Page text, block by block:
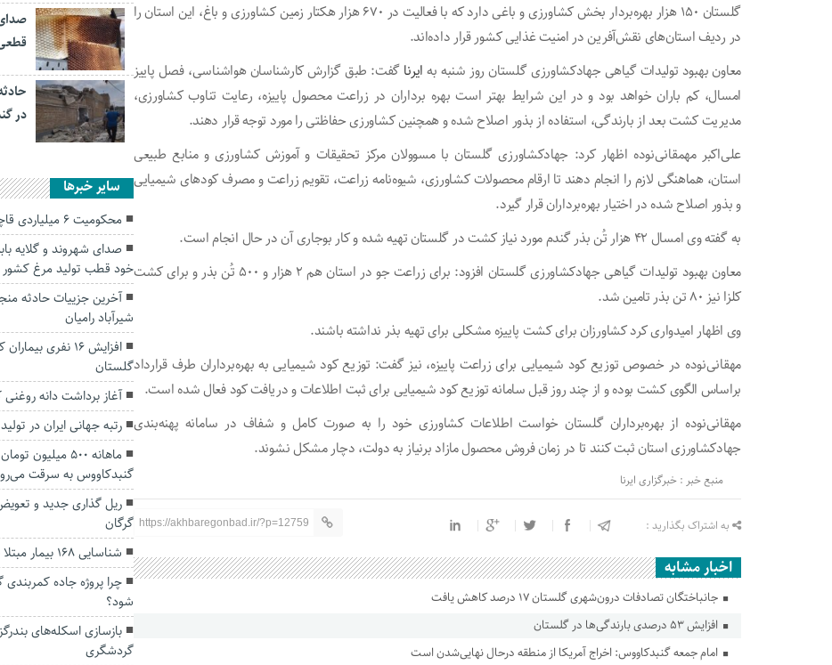
گلستان ۱۵۰ هزار بهره‌بردار بخش کشاورزی و باغی دارد که با فعالیت در ۶۷۰ هزار هکتار زمین کشاورزی و باغ، این استان را
در ردیف استان‌های نقش‌آفرین در امنیت غذایی کشور قرار داده‌اند.
معاون بهبود تولیدات گیاهی جهادکشاورزی گلستان روز شنبه بهایرنا گفت: طبق گزارش کارشناسان هواشناسی، فصل پاییز
امسال، کم باران خواهد بود و در این شرایط بهتر است بهره برداران در زراعت محصول پاییزه، رعایت تناوب کشاورزی،
مدیریت کشت بعد از بارندگی، استفاده از بذور اصلاح شده و همچنین کشاورزی حفاظتی را مورد توجه قرار دهند.
علی‌اکبر مهمقانی‌نوده اظهار کرد: جهادکشاورزی گلستان با مسوولان مرکز تحقیقات و آموزش کشاورزی و منابع طبیعی
استان، هماهنگی لازم را انجام دهند تا ارقام محصولات کشاورزی، شیوه‌نامه زراعت، تقویم زراعت و مصرف کودهای شیمیایی
و بذور اصلاح شده در اختیار بهره‌برداران قرار گیرد.
به گفته وی امسال ۴۲ هزار تُن بذر گندم مورد نیاز کشت در گلستان تهیه شده و کار بوجاری آن در حال انجام است.
معاون بهبود تولیدات گیاهی جهادکشاورزی گلستان افزود: برای زراعت جو در استان هم ۲ هزار و ۵۰۰ تُن بذر و برای کشت
کلزا نیز ۸۰ تن بذر تامین شد.
وی اظهار امیدواری کرد کشاورزان برای کشت پاییزه مشکلی برای تهیه بذر نداشته باشند.
مهقانی‌نوده در خصوص توزیع کود شیمیایی برای زراعت پاییزه، نیز گفت: توزیع کود شیمیایی به بهره‌برداران طرف قرارداد
براساس الگوی کشت بوده و از چند روز قبل سامانه توزیع کود شیمیایی برای ثبت اطلاعات و دریافت کود فعال شده است.
مهقانی‌نوده از بهره‌برداران گلستان خواست اطلاعات کشاورزی خود را به صورت کامل و شفاف در سامانه پهنه‌بندی
جهادکشاورزی استان ثبت کنند تا در زمان فروش محصول مازاد برنیاز به دولت، دچار مشکل نشوند.
منبع خبر : خبرگزاری ایرنا
به اشتراک بگذارید : https://akhbaregonbad.ir/?p=12759
اخبار مشابه
جانباختگان تصادفات درون‌شهری گلستان ۱۷ درصد کاهش یافت
افزایش ۵۳ درصدی بارندگی‌ها در گلستان
امام جمعه گنبدکاووس: اخراج آمریکا از منطقه درحال نهایی‌شدن است
صدای
در
سایر خبرها
محکومیت ۶ میلیاردی قاچاقچی سیگار در گلستان
صدای شهروند و گلایه
خود قطب تولید مرغ
شیرآباد رامیان
افزایش ۱۶ نفری
گلستان
آغاز برداشت دانه
رتبه جهانی ایران در
ماهانه ۵۰۰
گنبدکاووس به سرقت
ریل گذاری جدید و
گرگان
شناسایی ۱۶۸ بیمار مبتلا به اچ آی وی در گلستان
چرا پروژه جاده
شود؟
بازسازی اسکله‌های
گردشگری